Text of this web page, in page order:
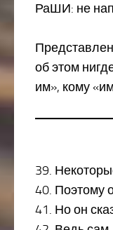
РаШИ: не
об этом
им», кому
39.
40. Поэтому
41. Но он